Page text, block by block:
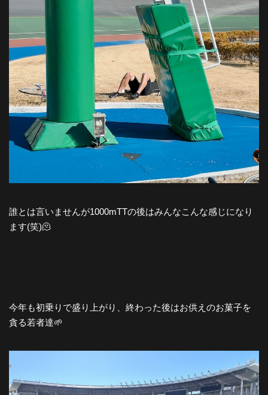
誰とは言いませんが1000mTTの後はみんなこんな感じになり
ます(笑)🫠
今年も初乗りで盛り上がり、終わった後はお供えのお菓子を
貪る若者達🌱